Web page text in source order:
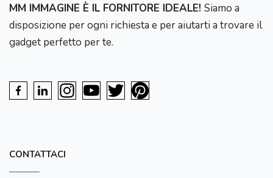
MM IMMAGINE È IL FORNITORE IDEALE! Siamo a
disposizione per ogni richiesta e per aiutarti a trovare il
gadget perfetto per te.
CONTATTACI